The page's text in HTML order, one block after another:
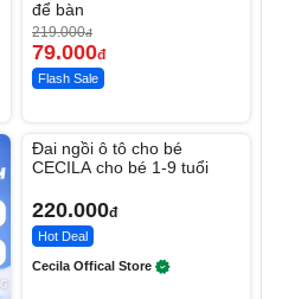
để bàn
219.000đ
79.000đ
Flash Sale
Đai ngồi ô tô cho bé
CECILA cho bé 1-9 tuổi
220.000đ
Hot Deal
Cecila Offical Store